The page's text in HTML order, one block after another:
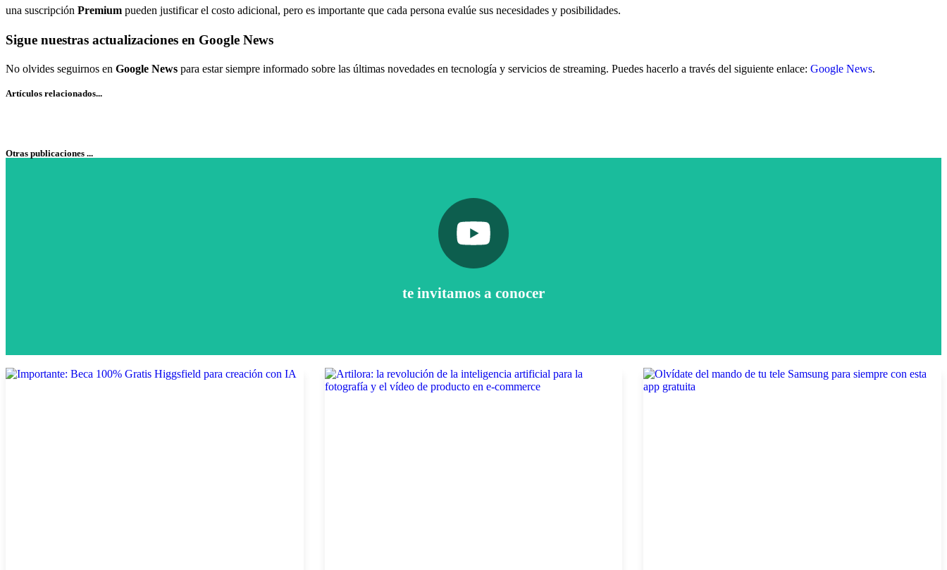
una suscripción Premium pueden justificar el costo adicional, pero es importante que cada persona evalúe sus necesidades y posibilidades.
Sigue nuestras actualizaciones en Google News
No olvides seguirnos en Google News para estar siempre informado sobre las últimas novedades en tecnología y servicios de streaming. Puedes hacerlo a través del siguiente enlace: Google News.
Artículos relacionados...
Otras publicaciones ...
te invitamos a conocer
Pulsa aquí